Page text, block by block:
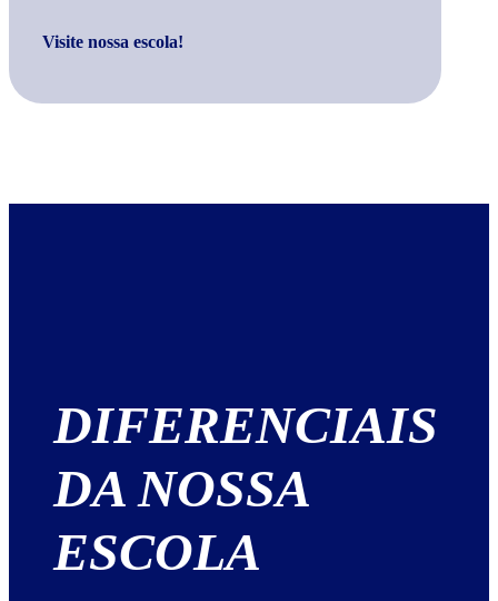
Visite nossa escola!
DIFERENCIAIS
DA NOSSA
ESCOLA